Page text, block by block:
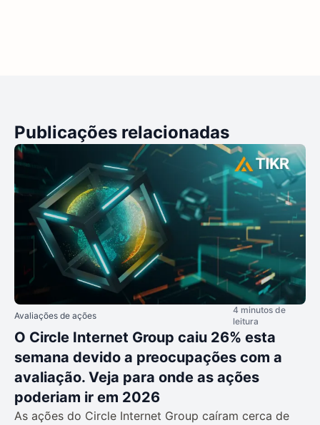
Publicações relacionadas
Avaliações de ações
4 minutos de
leitura
O Circle Internet Group caiu 26% esta
semana devido a preocupações com a
avaliação. Veja para onde as ações
poderiam ir em 2026
As ações do Circle Internet Group caíram cerca de